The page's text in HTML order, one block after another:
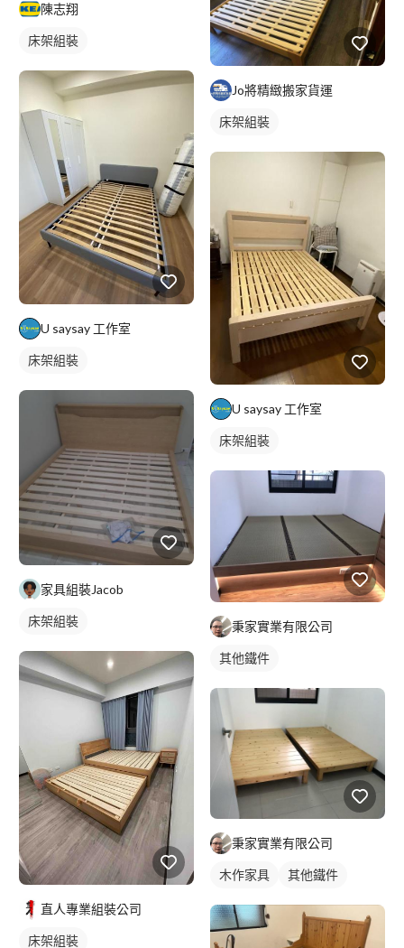
陳志翔
床架組裝
U saysay 工作室
床架組裝
家具組裝Jacob
床架組裝
直人專業組裝公司
床架組裝
Jo將精緻搬家貨運
床架組裝
U saysay 工作室
床架組裝
秉家實業有限公司
其他鐵件
秉家實業有限公司
木作家具 其他鐵件